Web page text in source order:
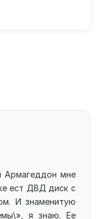
Армагеддон мне
ест ДВД диск с
И знаменитую
я знаю. Ее